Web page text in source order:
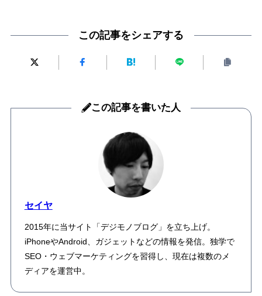
この記事をシェアする
この記事を書いた人
セイヤ
2015年に当サイト「デジモノブログ」を立ち上げ。
iPhoneやAndroid、ガジェットなどの情報を発信。独学で
SEO・ウェブマーケティングを習得し、現在は複数のメ
ディアを運営中。